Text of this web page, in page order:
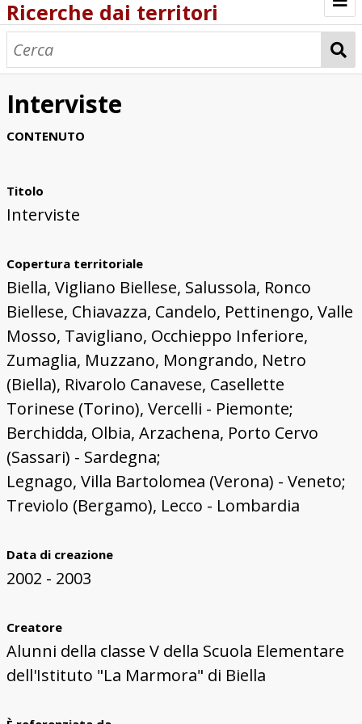
Ricerche dai territori
Sfoglia tutte le ricerche
Ricerche dai territori
Ricerca per località
Interviste
CONTENUTO
Titolo
Interviste
Copertura territoriale
Biella, Vigliano Biellese, Salussola, Ronco
Biellese, Chiavazza, Candelo, Pettinengo, Valle
Mosso, Tavigliano, Occhieppo Inferiore,
Zumaglia, Muzzano, Mongrando, Netro
(Biella), Rivarolo Canavese, Casellette
Torinese (Torino), Vercelli - Piemonte;
Berchidda, Olbia, Arzachena, Porto Cervo
(Sassari) - Sardegna;
Legnago, Villa Bartolomea (Verona) - Veneto;
Treviolo (Bergamo), Lecco - Lombardia
Data di creazione
2002 - 2003
Creatore
Alunni della classe V della Scuola Elementare
dell'Istituto "La Marmora" di Biella